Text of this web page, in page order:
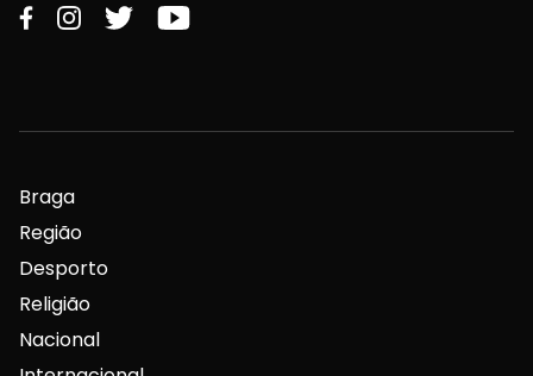
Braga
Região
Desporto
Religião
Nacional